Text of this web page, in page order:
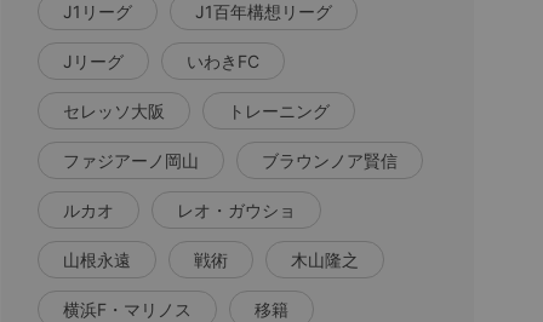
J1リーグ J1百年構想リーグ
Jリーグ いわきFC
セレッソ大阪 トレーニング
ファジアーノ岡山 ブラウンノア賢信
ルカオ レオ・ガウショ
山根永遠 戦術 木山隆之
横浜F・マリノス 移籍